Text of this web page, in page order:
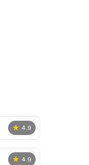
★ 4.9
★ 4.9